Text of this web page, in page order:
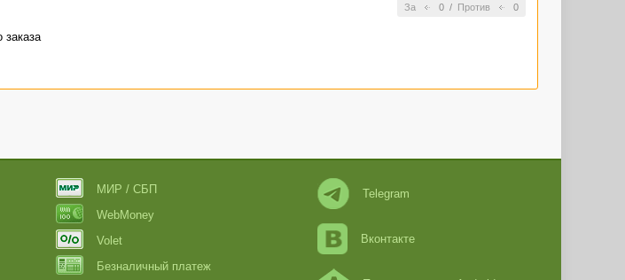
За 0/ Против 0
заказа
МИР / СБП
WebMoney
Volet
Безналичный платеж
Telegram
Вконтакте